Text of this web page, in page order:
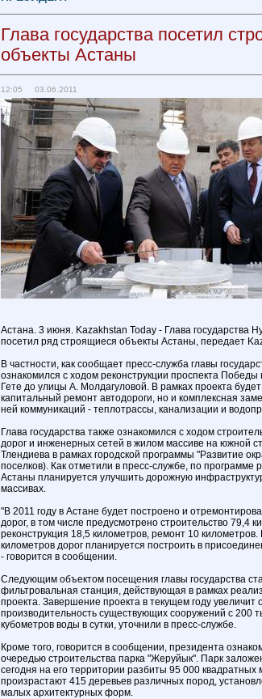
Глава государства посетил
объекты Астаны
12:05 03.06.2011
Астана. 3 июня. Kazakhstan Today - Глава государства
посетил ряд строящиеся объекты Астаны, передает
В частности, как сообщает пресс-служба главы
ознакомился с ходом реконструкции проспекта Победы
Гете до улицы А. Молдагуловой. В рамках проекта
капитальный ремонт автодороги, но и комплексная
ней коммуникаций - теплотрассы, канализации и
Глава государства также ознакомился с ходом
дорог и инженерных сетей в жилом массиве на южной
Тлендиева в рамках городской программы "Развитие
поселков). Как отметили в пресс-службе, по программе
Астаны планируется улучшить дорожную
массивах.
"В 2011 году в Астане будет построено и
дорог, в том числе предусмотрено строительство 79,4
реконструкция 18,5 километров, ремонт 10 километров.
километров дорог планируется построить в
- говорится в сообщении.
Следующим объектом посещения главы государства
фильтровальная станция, действующая в рамках
проекта. Завершение проекта в текущем году увеличит
производительность существующих сооружений с 200
кубометров воды в сутки, уточнили в пресс-службе.
Кроме того, говорится в сообщении, президента
очередью строительства парка "Жеруйык". Парк
сегодня на его территории разбиты 95 000 квадратных
произрастают 415 деревьев различных пород,
малых архитектурных форм.